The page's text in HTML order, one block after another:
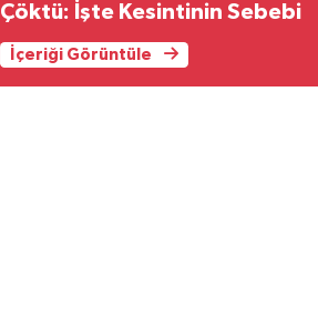
Çöktü: İşte Kesintinin Sebebi
İçeriği Görüntüle